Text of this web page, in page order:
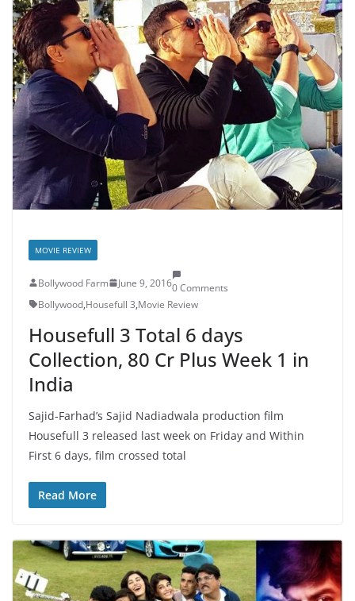
MOVIE REVIEW
Bollywood Farm June 9, 20160 Comments
Bollywood,Housefull 3,Movie Review
Housefull 3 Total 6 days
Collection, 80 Cr Plus Week 1 in
India
Sajid-Farhad’s Sajid Nadiadwala production film
Housefull 3 released last week on Friday and Within
First 6 days, film crossed total
Read More